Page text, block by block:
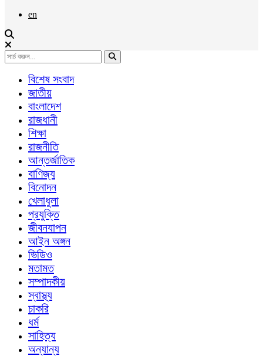
en
বিশেষ সংবাদ
জাতীয়
বাংলাদেশ
রাজধানী
শিক্ষা
রাজনীতি
আন্তর্জাতিক
বাণিজ্য
বিনোদন
খেলাধুলা
প্রযুক্তি
জীবনযাপন
আইন অঙ্গন
ভিডিও
মতামত
সম্পাদকীয়
স্বাস্থ্য
চাকরি
ধর্ম
সাহিত্য
অন্যান্য